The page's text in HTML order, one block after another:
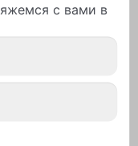
с вами в